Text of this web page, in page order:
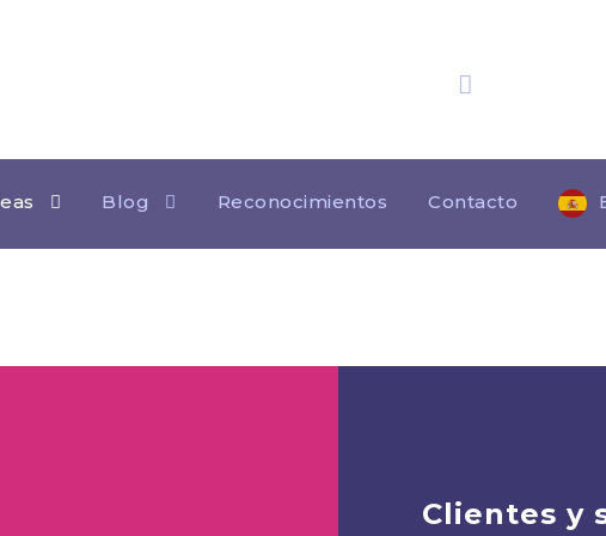
Blog Reconocimientos Contacto
Y
Clientes y